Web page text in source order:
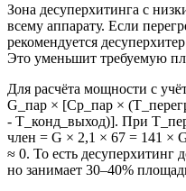
Зона десуперхитинга с
всему аппарату. Если
рекомендуется
Это уменьшит требуемую
Для расчёта мощности с
G_пар × [Cp_пар ×
- T_конд_выход)]. При
член = G × 2,1 × 67 = 141 ×
≈ 0. То есть десуперхитинг
но занимает 30–40%